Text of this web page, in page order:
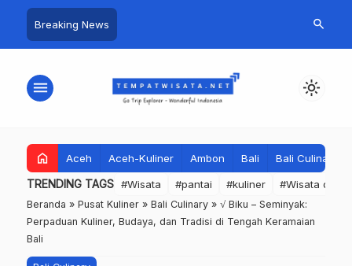
Breaking News search
menu light_mode
home Aceh Aceh-Kuliner Ambon Bali Bali Culinary
TRENDING TAGS #Wisata #pantai #kuliner #Wisata dan
Beranda » Pusat Kuliner » Bali Culinary » √ Biku – Seminyak:
Perpaduan Kuliner, Budaya, dan Tradisi di Tengah Keramaian
Bali